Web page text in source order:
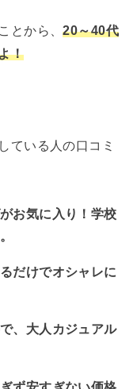
とから、20～40代
！
ている人の口コミ
お気に入り！学校
だけでオシャレに
、大人カジュアル